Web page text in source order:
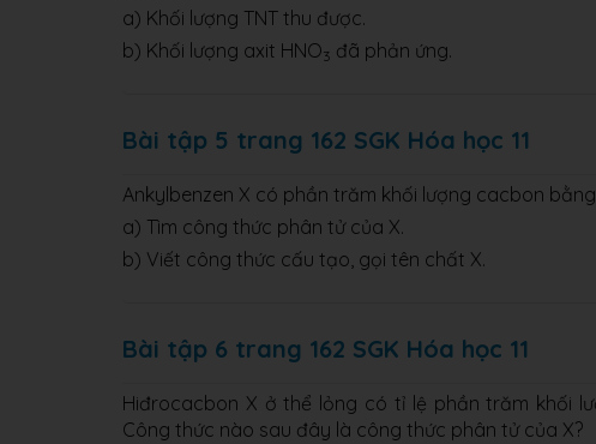
a) Khối lượng TNT thu được.
b) Khối lượng axit HNO3 đã phản ứng.
Bài tập 5 trang 162 SGK Hóa học 11
Ankylbenzen X có phần trăm khối lượng cacbon bằng
a) Tìm công thức phân tử của X.
b) Viết công thức cấu tạo, gọi tên chất X.
Bài tập 6 trang 162 SGK Hóa học 11
Hiđrocacbon X ở thể lỏng có tỉ lệ phần trăm khối
Công thức nào sau đây là công thức phân tử của X?